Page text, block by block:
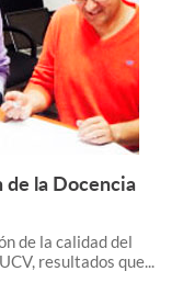
Leer más +
de la Docencia
de la calidad del
resultados que...